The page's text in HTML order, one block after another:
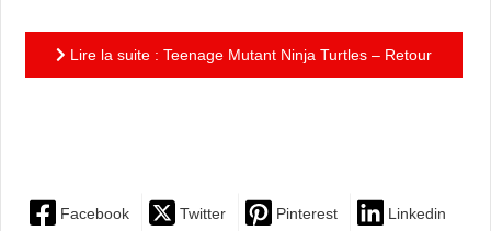
Lire la suite : Teenage Mutant Ninja Turtles – Retour
Facebook Twitter Pinterest Linkedin